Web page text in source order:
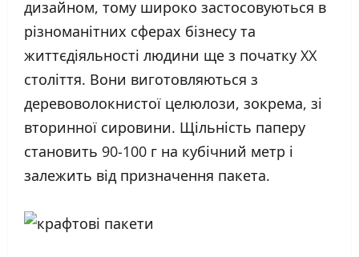
дизайном, тому широко застосовуються в
різноманітних сферах бізнесу та
життєдіяльності людини ще з початку XX
століття. Вони виготовляються з
деревоволокнистої целюлози, зокрема, зі
вторинної сировини. Щільність паперу
становить 90-100 г на кубічний метр і
залежить від призначення пакета.